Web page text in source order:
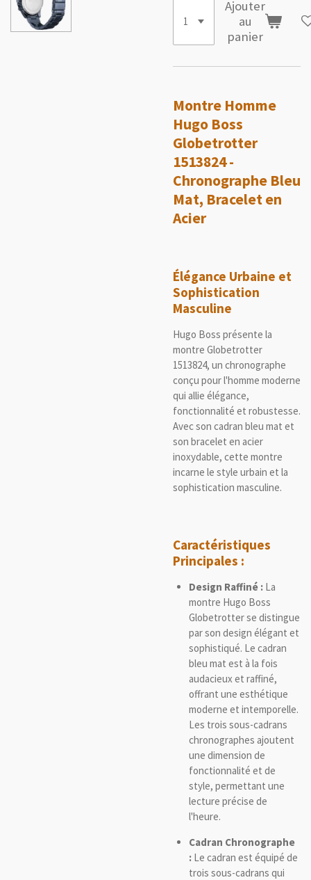
Ajouter
au
panier
Montre Homme
Hugo Boss
Globetrotter
1513824 -
Chronographe Bleu
Mat, Bracelet en
Acier
Élégance Urbaine et
Sophistication
Masculine
Hugo Boss présente la
montre Globetrotter
1513824, un chronographe
conçu pour l'homme moderne
qui allie élégance,
fonctionnalité et robustesse.
Avec son cadran bleu mat et
son bracelet en acier
inoxydable, cette montre
incarne le style urbain et la
sophistication masculine.
Caractéristiques
Principales :
Design Raffiné : La
montre Hugo Boss
Globetrotter se distingue
par son design élégant et
sophistiqué. Le cadran
bleu mat est à la fois
audacieux et raffiné,
offrant une esthétique
moderne et intemporelle.
Les trois sous-cadrans
chronographes ajoutent
une dimension de
fonctionnalité et de
style, permettant une
lecture précise de
l'heure.
Cadran Chronographe
: Le cadran est équipé de
trois sous-cadrans qui